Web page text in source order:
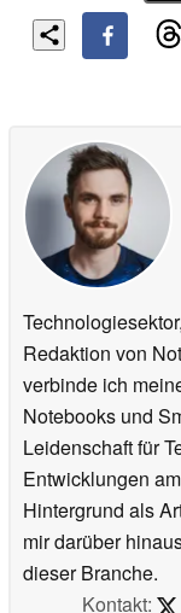
Redaktion von
verbinde ich
Notebooks und
Leidenschaft für
Entwicklungen
Hintergrund als
mir darüber
dieser Branche.
Kontakt: